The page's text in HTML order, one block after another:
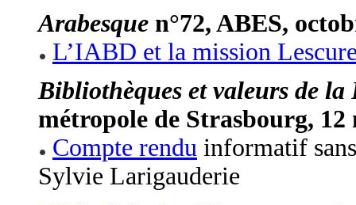
Arabesque n°72, ABES,
L’IABD et la mission
Bibliothèques et valeurs de la
métropole de Strasbourg, 12
Compte rendu informatif
Sylvie Larigauderie